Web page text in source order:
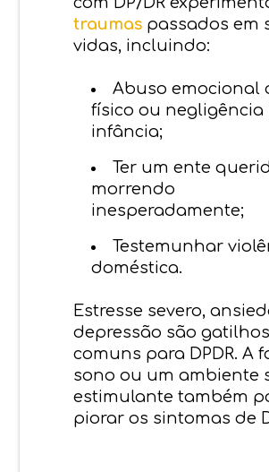
traumas passados em
vidas, incluindo:
Abuso emocional
físico ou negligência
infância;
Ter um ente
morrendo
inesperadamente;
Testemunhar
doméstica.
Estresse severo,
depressão são gatilhos
comuns para DPDR. A
sono ou um ambiente
estimulante também
piorar os sintomas de